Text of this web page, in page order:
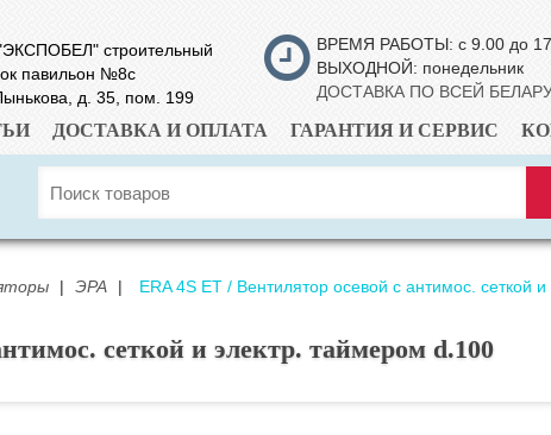
строительный
павильон №8с
д. 35, пом. 199
ВРЕМЯ РАБОТЫ: с 9.00 до
ВЫХОДНОЙ: понедельник
ДОСТАВКА ПО ВСЕЙ
ДОСТАВКА И ОПЛАТА ГАРАНТИЯ И СЕРВИС
| ЭРА | ERA 4S ET / Вентилятор осевой с антимос. сеткой
сеткой и электр. таймером d.100